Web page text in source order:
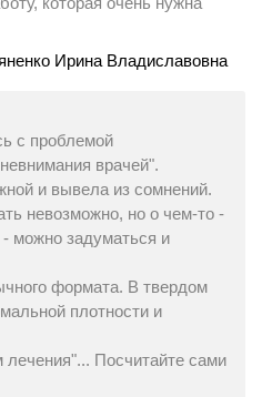
Ирина Владиславовна
с проблемой
врачей".
и вывела из сомнений.
невозможно, но о чем-то -
задуматься и
формата. В твердом
плотности и
Посчитайте сами